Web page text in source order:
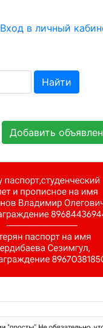
Вход в личный
Найти
Добавить